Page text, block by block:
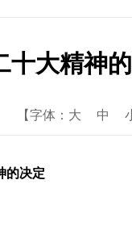
十大精神
【字体： 大 中
的决定